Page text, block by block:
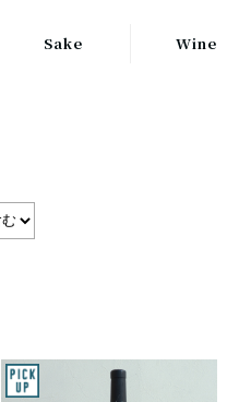
Sake
中国・四国地方
Wine